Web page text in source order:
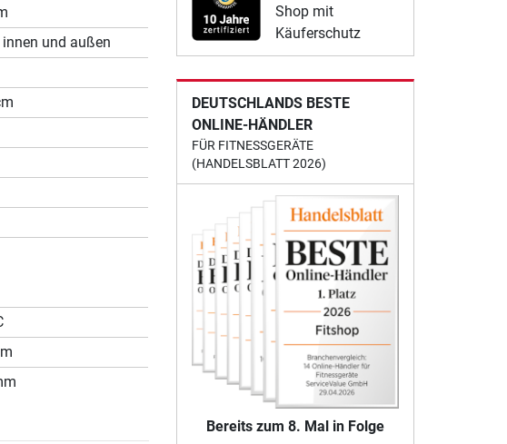
und außen
Shop mit
Käuferschutz
DEUTSCHLANDS BESTE
ONLINE-HÄNDLER
FÜR FITNESSGERÄTE
(HANDELSBLATT 2026)
Bereits zum 8. Mal in Folge